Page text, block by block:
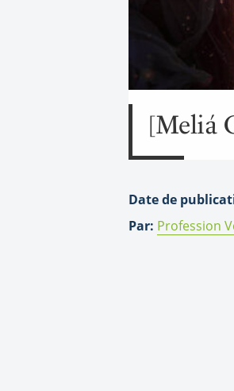
[Meliá
Date de
Par: Profession